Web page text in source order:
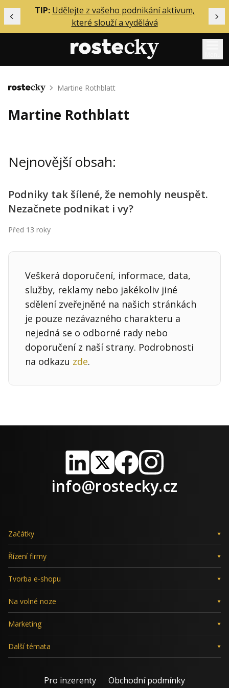
Předchozí
TIP: Udělejte z vašeho podnikání aktivum,
které slouží a vydělává
Mentoring
Solo
Inzerce
Přihlášení
Kontakt
Obchodní podmínky
Hledaná fráze Hledat
Domů Martine Rothblatt
Martine Rothblatt
Nejnovější obsah:
Podniky tak šílené, že nemohly neuspět.
Nezačnete podnikat i vy?
Před 13 roky
Veškerá doporučení, informace, data,
služby, reklamy nebo jakékoliv jiné
sdělení zveřejněné na našich stránkách
je pouze nezávazného charakteru a
nejedná se o odborné rady nebo
doporučení z naší strany. Podrobnosti
na odkazu zde.
LinkedIn
X FacebookInstagram
info@rostecky.cz
Začátky
Řízení firmy
Tvorba e-shopu
Na volné noze
Marketing
Další témata
Pro inzerenty Obchodní podmínky